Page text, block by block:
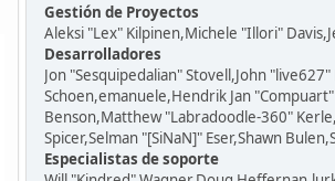
Gestión de Proyectos
Aleksi "Lex" Kilpinen,Michele "Illori"
Desarrolladores
Jon "Sesquipedalian" Stovell,John
Schoen,emanuele,Hendrik Jan
Benson,Matthew "Labradoodle-360"
Spicer,Selman "[SiNaN]" Eser,Shawn
Especialistas de soporte